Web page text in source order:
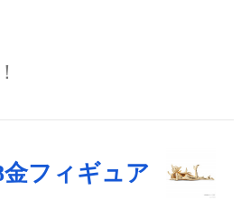
金フィギュア